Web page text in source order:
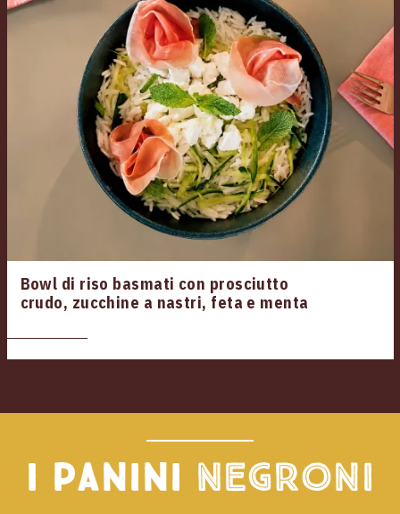
Bowl di riso basmati con prosciutto
crudo, zucchine a nastri, feta e menta
I panini Negroni